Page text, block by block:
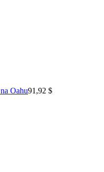
Oahu91,92 $